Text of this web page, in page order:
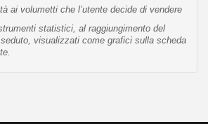
ai volumetti che l’utente decide di vendere
statistici, al raggiungimento del
visualizzati come grafici sulla scheda